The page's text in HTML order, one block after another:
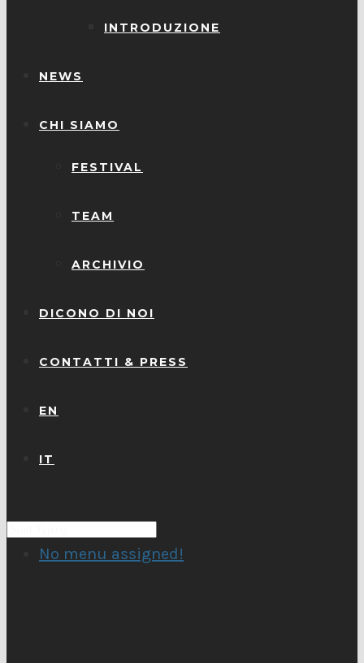
INTRODUZIONE
NEWS
CHI SIAMO
FESTIVAL
TEAM
ARCHIVIO
DICONO DI NOI
CONTATTI & PRESS
EN
IT
No menu assigned!